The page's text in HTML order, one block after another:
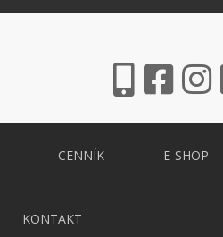
CENNÍK E-SHOP
KONTAKT